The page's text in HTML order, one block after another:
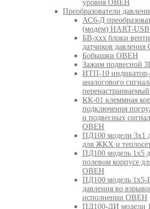
уровня ОВЕН
Преобразователи
АС6-Д
(модем) HART-
БВ-ххх блоки
датчиков
Бобышки ОВЕН
Зажим подвесной
ИТП-10 индикатор-
аналогового
КК-01 клеммная
подключения
и подвесных
ОВЕН
ПД100 модели 3х1
для ЖКХ и
ПД100 модель 1х5
полевом корпусе
ОВЕН
ПД100 модель 1х5-
давления во
исполнении ОВЕН
ПД100-ДИ модели